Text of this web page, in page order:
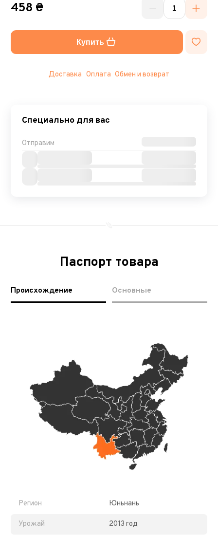
458 ₴
Купить
Доставка Оплата Обмен и возврат
Специально для вас
Отправим
Паспорт товара
Происхождение Основные
Регион Юньнань
Урожай 2013 год